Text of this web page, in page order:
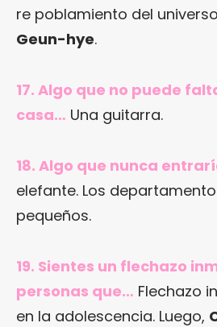
re poblamiento del
Geun-hye.
17. Algo que no puede
casa… Una guitarra.
18. Algo que nunca
elefante. Los
pequeños.
19. Sientes un flechazo
personas que… Flechazo
en la adolescencia. Luego,